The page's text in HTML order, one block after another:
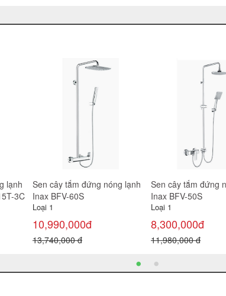
lạnh
Sen tắm âm tường nóng lạnh
Inax BFV-81SEHW
Loại 1
10,650,000đ
12,400,000 đ
Sen tắm âm tường
Inax BFV-81SEW
Loại 1
11,650,000đ
13,740,000 đ